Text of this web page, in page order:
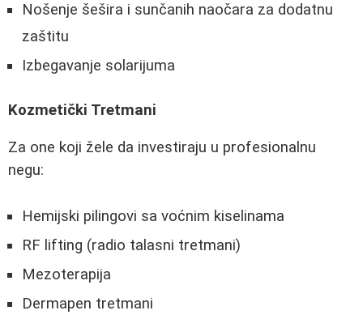
Nošenje šešira i sunčanih naočara za dodatnu
zaštitu
Izbegavanje solarijuma
Kozmetički Tretmani
Za one koji žele da investiraju u profesionalnu
negu:
Hemijski pilingovi sa voćnim kiselinama
RF lifting (radio talasni tretmani)
Mezoterapija
Dermapen tretmani